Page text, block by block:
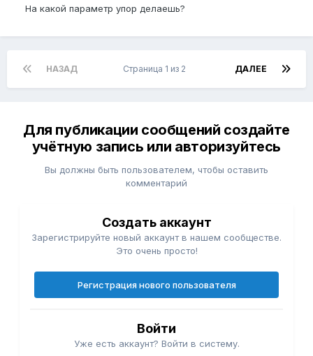
На какой параметр упор делаешь?
НАЗАД ДАЛЕЕ
Страница 1 из 2
Для публикации сообщений создайте
учётную запись или авторизуйтесь
Вы должны быть пользователем, чтобы оставить
комментарий
Создать аккаунт
Зарегистрируйте новый аккаунт в нашем сообществе.
Это очень просто!
Регистрация нового пользователя
Войти
Уже есть аккаунт? Войти в систему.